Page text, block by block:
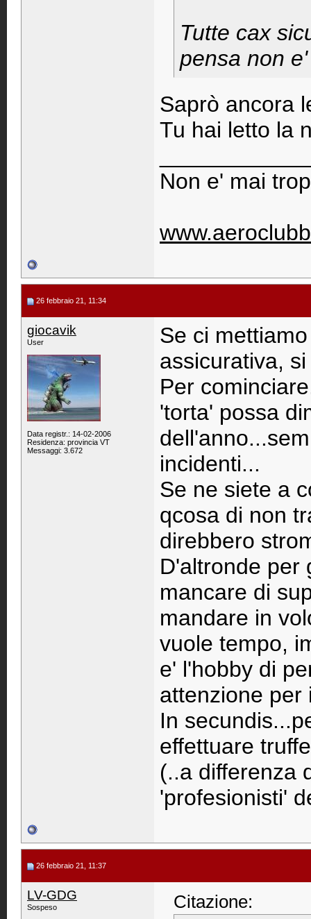
Tutte cax
pensa non
Saprò ancora
Tu hai letto la
Non e' mai
26 febbraio 21, 11:34
giocavik
User
Data registr.: 14-02-2006
Residenza: provincia VT
Messaggi: 3.672
Se ci
assicurativa,
Per
'torta' possa
incidenti...
Se ne siete a
qcosa di non
direbbero
D'altronde per
mancare di
mandare in
vuole tempo,
e' l'hobby di
attenzione per
In
effettuare
(..a differenza
'profesionisti'
26 febbraio 21, 11:37
LV-GDG
Sospeso
Citazione: